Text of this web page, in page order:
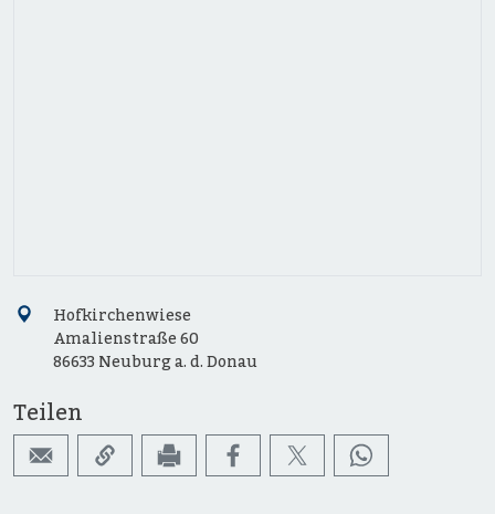
Hofkirchenwiese
Amalienstraße 60
86633 Neuburg a. d. Donau
Teilen